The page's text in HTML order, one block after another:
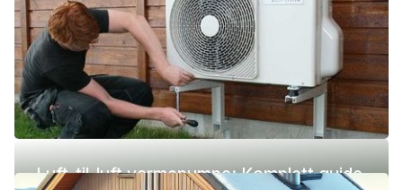
Luft-til-luft varmepumpe: Komplett guide